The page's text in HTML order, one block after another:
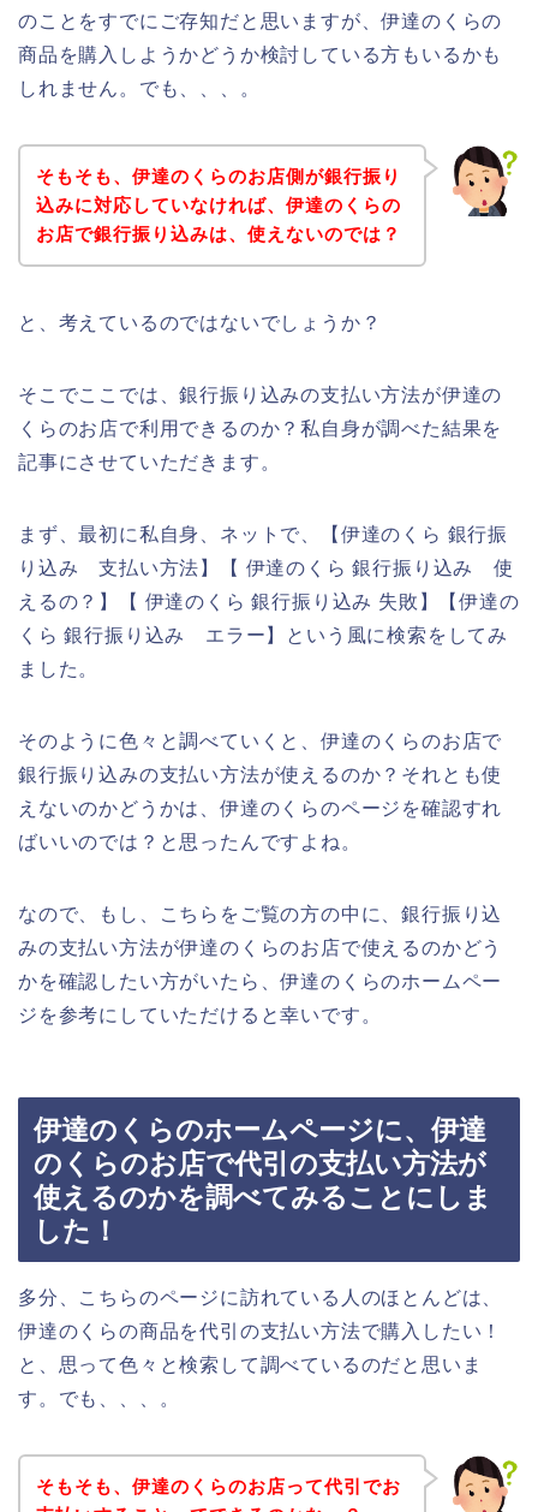
のことをすでにご存知だと思いますが、伊達のくらの
商品を購入しようかどうか検討している方もいるかも
しれません。でも、、、。
そもそも、伊達のくらのお店側が銀行振り
込みに対応していなければ、伊達のくらの
お店で銀行振り込みは、使えないのでは？
と、考えているのではないでしょうか？
そこでここでは、銀行振り込みの支払い方法が伊達の
くらのお店で利用できるのか？私自身が調べた結果を
記事にさせていただきます。
まず、最初に私自身、ネットで、【伊達のくら 銀行振
り込み 支払い方法】【 伊達のくら 銀行振り込み 使
えるの？】【 伊達のくら 銀行振り込み 失敗】【伊達の
くら 銀行振り込み エラー】という風に検索をしてみ
ました。
そのように色々と調べていくと、伊達のくらのお店で
銀行振り込みの支払い方法が使えるのか？それとも使
えないのかどうかは、伊達のくらのページを確認すれ
ばいいのでは？と思ったんですよね。
なので、もし、こちらをご覧の方の中に、銀行振り込
みの支払い方法が伊達のくらのお店で使えるのかどう
かを確認したい方がいたら、伊達のくらのホームペー
ジを参考にしていただけると幸いです。
伊達のくらのホームページに、伊達
のくらのお店で代引の支払い方法が
使えるのかを調べてみることにしま
した！
多分、こちらのページに訪れている人のほとんどは、
伊達のくらの商品を代引の支払い方法で購入したい！
と、思って色々と検索して調べているのだと思いま
す。でも、、、。
そもそも、伊達のくらのお店って代引でお